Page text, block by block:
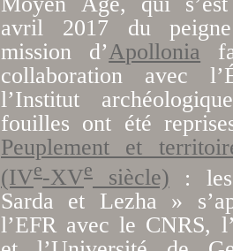
avril 2017 du
mission d’Apollonia
collaboration avec
l’Institut
fouilles ont été
Peuplement et
(IVe-XVe siècle) : les
Sarda et Lezha »
l’EFR avec le CNRS,